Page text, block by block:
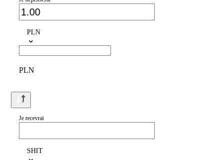
PLN
PLN
Je recevrai
SHIT